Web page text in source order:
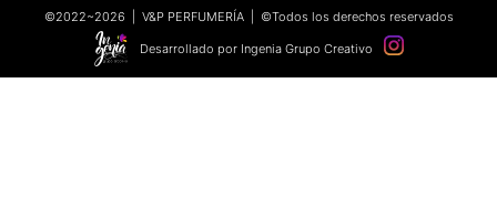
©2022~2026 | V&P PERFUMERÍA | ©Todos los derechos reservados
Desarrollado por Ingenia Grupo Creativo